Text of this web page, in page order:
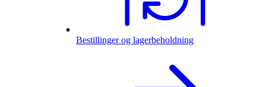
Bestillinger og lagerbeholdning